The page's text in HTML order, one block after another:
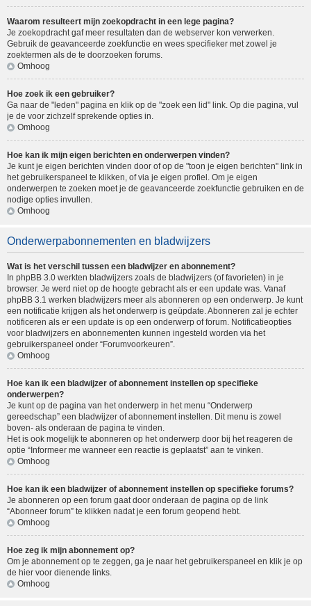
Waarom resulteert mijn zoekopdracht in een lege pagina?
Je zoekopdracht gaf meer resultaten dan de webserver kon verwerken.
Gebruik de geavanceerde zoekfunctie en wees specifieker met zowel je
zoektermen als de te doorzoeken forums.
Omhoog
Hoe zoek ik een gebruiker?
Ga naar de "leden" pagina en klik op de "zoek een lid" link. Op die pagina, vul
je de voor zichzelf sprekende opties in.
Omhoog
Hoe kan ik mijn eigen berichten en onderwerpen vinden?
Je kunt je eigen berichten vinden door of op de "toon je eigen berichten" link in
het gebruikerspaneel te klikken, of via je eigen profiel. Om je eigen
onderwerpen te zoeken moet je de geavanceerde zoekfunctie gebruiken en de
nodige opties invullen.
Omhoog
Onderwerpabonnementen en bladwijzers
Wat is het verschil tussen een bladwijzer en abonnement?
In phpBB 3.0 werkten bladwijzers zoals de bladwijzers (of favorieten) in je
browser. Je werd niet op de hoogte gebracht als er een update was. Vanaf
phpBB 3.1 werken bladwijzers meer als abonneren op een onderwerp. Je kunt
een notificatie krijgen als het onderwerp is geüpdate. Abonneren zal je echter
notificeren als er een update is op een onderwerp of forum. Notificatieopties
voor bladwijzers en abonnementen kunnen ingesteld worden via het
gebruikerspaneel onder “Forumvoorkeuren”.
Omhoog
Hoe kan ik een bladwijzer of abonnement instellen op specifieke
onderwerpen?
Je kunt op de pagina van het onderwerp in het menu “Onderwerp
gereedschap” een bladwijzer of abonnement instellen. Dit menu is zowel
boven- als onderaan de pagina te vinden.
Het is ook mogelijk te abonneren op het onderwerp door bij het reageren de
optie “Informeer me wanneer een reactie is geplaatst” aan te vinken.
Omhoog
Hoe kan ik een bladwijzer of abonnement instellen op specifieke forums?
Je abonneren op een forum gaat door onderaan de pagina op de link
“Abonneer forum” te klikken nadat je een forum geopend hebt.
Omhoog
Hoe zeg ik mijn abonnement op?
Om je abonnement op te zeggen, ga je naar het gebruikerspaneel en klik je op
de hier voor dienende links.
Omhoog